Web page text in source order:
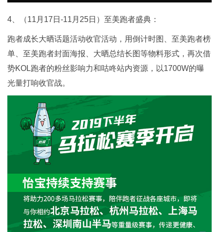
4、（11月17日-11月25日）至美跑者盛典：
跑者成长大晒话题活动收官活动，用倒计时图、至美跑者榜
单、至美跑者封面海报、大晒总结长图等物料形式，再次借
势KOL跑者的粉丝影响力和咕咚站内资源，以1700W的曝
光量打响收官战。